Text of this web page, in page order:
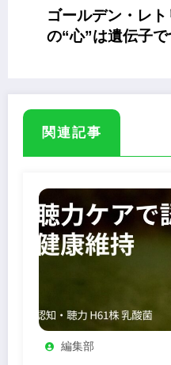
ゴールデン・レ
の“心”は遺伝子
関連記事
編集部